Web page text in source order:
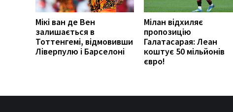
Мікі ван де Вен
залишається в
Тоттенгемі, відмовивши
Ліверпулю і Барселоні
Мілан відхиляє
пропозицію
Галатасарая: Леан
коштує 50 мільйонів
євро!